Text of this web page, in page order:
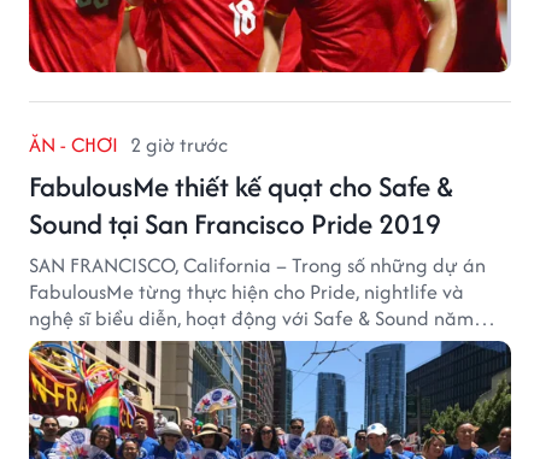
ĂN - CHƠI 2 giờ trước
FabulousMe thiết kế quạt cho Safe &
Sound tại San Francisco Pride 2019
SAN FRANCISCO, California – Trong số những dự án
FabulousMe từng thực hiện cho Pride, nightlife và
nghệ sĩ biểu diễn, hoạt động với Safe & Sound năm
2019 mang một bối cảnh khác biệt. Safe & Sound là tổ
chức phi lợi nhuận tại San Francisco hoạt động trong
lĩnh vực phòng ngừa bạo hành trẻ em, hỗ trợ gia đình
và xây dựng môi trường an toàn cho trẻ em.